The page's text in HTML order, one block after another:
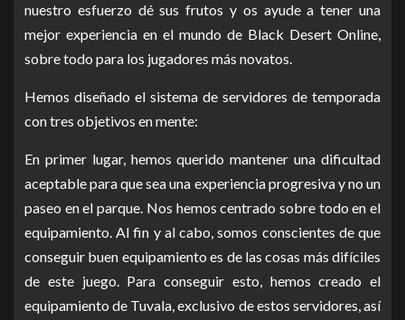
nuestro esfuerzo dé sus frutos y os ayude a tener una
mejor experiencia en el mundo de Black Desert Online,
sobre todo para los jugadores más novatos.
Hemos diseñado el sistema de servidores de temporada
con tres objetivos en mente:
En primer lugar, hemos querido mantener una dificultad
aceptable para que sea una experiencia progresiva y no un
paseo en el parque. Nos hemos centrado sobre todo en el
equipamiento. Al fin y al cabo, somos conscientes de que
conseguir buen equipamiento es de las cosas más difíciles
de este juego. Para conseguir esto, hemos creado el
equipamiento de Tuvala, exclusivo de estos servidores, así